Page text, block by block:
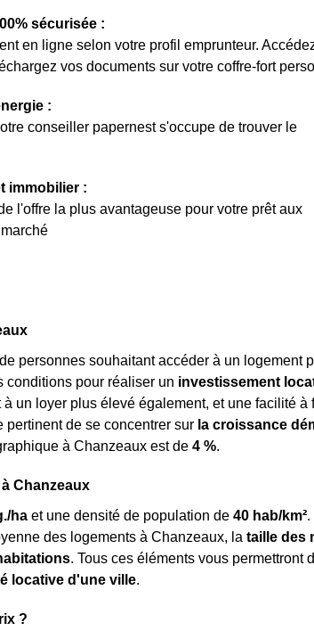
sécurisée :
en ligne selon votre profil emprunteur.
vos documents sur votre coffre-fort
:
conseiller papernest s'occupe de trouver le
immobilier :
l'offre la plus avantageuse pour votre prêt aux
personnes souhaitant accéder à un logement
conditions pour réaliser un investissement
un loyer plus élevé également, et une facilité à
pertinent de se concentrer sur la croissance
à Chanzeaux est de 4 %.
Chanzeaux
ha et une densité de population de 40 hab/km².
des logements à Chanzeaux, la taille des
. Tous ces éléments vous permettront
locative d'une ville.
?